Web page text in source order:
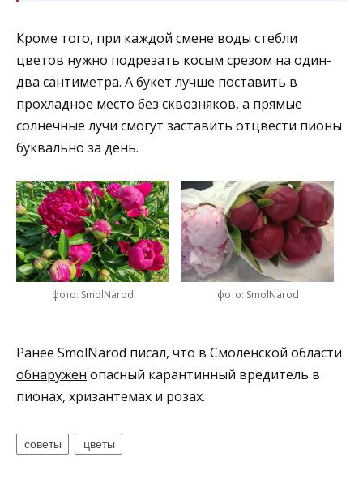
Кроме того, при каждой смене воды стебли
цветов нужно подрезать косым срезом на один-
два сантиметра. А букет лучше поставить в
прохладное место без сквозняков, а прямые
солнечные лучи смогут заставить отцвести пионы
буквально за день.
фото: SmolNarod фото: SmolNarod
Ранее SmolNarod писал, что в Смоленской области
обнаружен опасный карантинный вредитель в
пионах, хризантемах и розах.
советы цветы